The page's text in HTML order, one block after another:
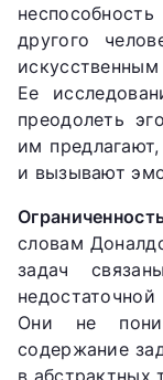
другого
Ее
преодолеть
им
и вызывают
словам
задач
Они не
содержание